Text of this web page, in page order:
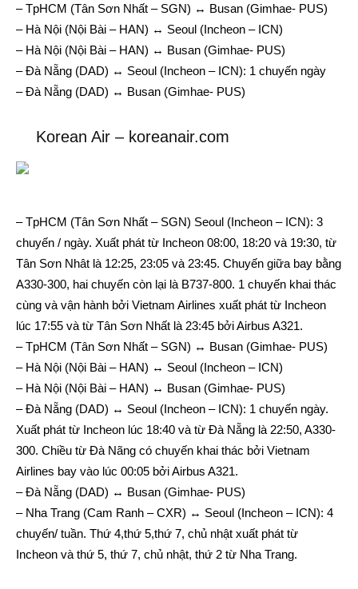
– TpHCM (Tân Sơn Nhất – SGN) ↔ Busan (Gimhae- PUS)
– Hà Nội (Nội Bài – HAN) ↔ Seoul (Incheon – ICN)
– Hà Nội (Nội Bài – HAN) ↔ Busan (Gimhae- PUS)
– Đà Nẵng (DAD) ↔ Seoul (Incheon – ICN): 1 chuyến ngày
– Đà Nẵng (DAD) ↔ Busan (Gimhae- PUS)
Korean Air – koreanair.com
– TpHCM (Tân Sơn Nhất – SGN) Seoul (Incheon – ICN): 3
chuyến / ngày. Xuất phát từ Incheon 08:00, 18:20 và 19:30, từ
Tân Sơn Nhât là 12:25, 23:05 và 23:45. Chuyến giữa bay bằng
A330-300, hai chuyến còn lại là B737-800. 1 chuyến khai thác
cùng và vận hành bởi Vietnam Airlines xuất phát từ Incheon
lúc 17:55 và từ Tân Sơn Nhất là 23:45 bởi Airbus A321.
– TpHCM (Tân Sơn Nhất – SGN) ↔ Busan (Gimhae- PUS)
– Hà Nội (Nội Bài – HAN) ↔ Seoul (Incheon – ICN)
– Hà Nội (Nội Bài – HAN) ↔ Busan (Gimhae- PUS)
– Đà Nẵng (DAD) ↔ Seoul (Incheon – ICN): 1 chuyến ngày.
Xuất phát từ Incheon lúc 18:40 và từ Đà Nẵng là 22:50, A330-
300. Chiều từ Đà Nãng có chuyến khai thác bởi Vietnam
Airlines bay vào lúc 00:05 bởi Airbus A321.
– Đà Nẵng (DAD) ↔ Busan (Gimhae- PUS)
– Nha Trang (Cam Ranh – CXR) ↔ Seoul (Incheon – ICN): 4
chuyến/ tuần. Thứ 4,thứ 5,thứ 7, chủ nhật xuất phát từ
Incheon và thứ 5, thứ 7, chủ nhật, thứ 2 từ Nha Trang.